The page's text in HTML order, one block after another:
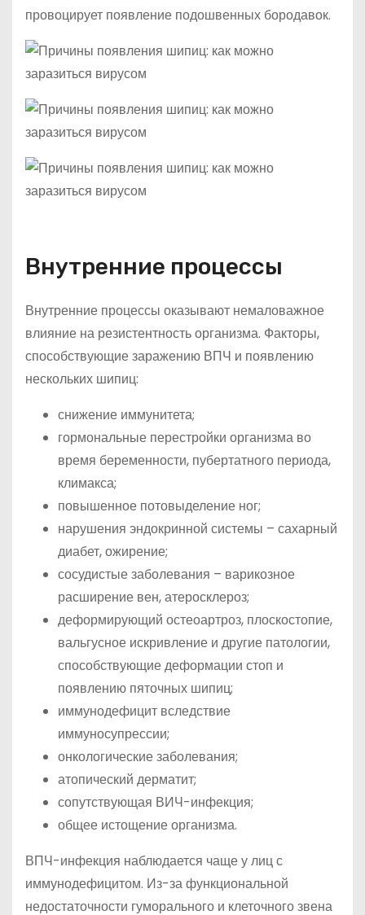
провоцирует появление подошвенных бородавок.
Внутренние процессы
Внутренние процессы оказывают немаловажное
влияние на резистентность организма. Факторы,
способствующие заражению ВПЧ и появлению
нескольких шипиц:
снижение иммунитета;
гормональные перестройки организма во
время беременности, пубертатного периода,
климакса;
повышенное потовыделение ног;
нарушения эндокринной системы – сахарный
диабет, ожирение;
сосудистые заболевания – варикозное
расширение вен, атеросклероз;
деформирующий остеоартроз, плоскостопие,
вальгусное искривление и другие патологии,
способствующие деформации стоп и
появлению пяточных шипиц;
иммунодефицит вследствие
иммуносупрессии;
онкологические заболевания;
атопический дерматит;
сопутствующая ВИЧ-инфекция;
общее истощение организма.
ВПЧ-инфекция наблюдается чаще у лиц с
иммунодефицитом. Из-за функциональной
недостаточности гуморального и клеточного звена